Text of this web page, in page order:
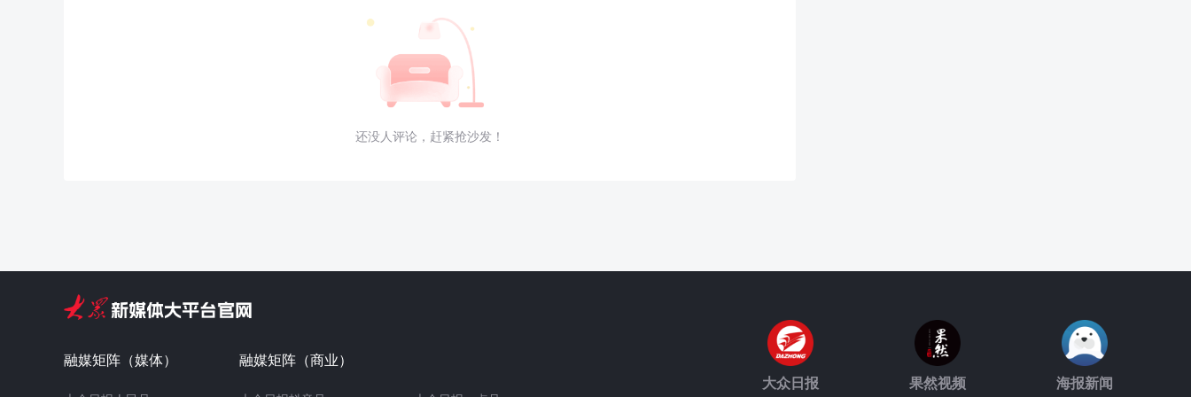
还没人评论，赶紧抢沙发！
融媒矩阵（媒体） 融媒矩阵（商业）
大众日报 果然视频 海报新闻